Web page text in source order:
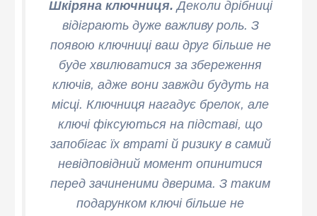
Шкіряна ключниця. Деколи дрібниці
відіграють дуже важливу роль. З
появою ключниці ваш друг більше не
буде хвилюватися за збереження
ключів, адже вони завжди будуть на
місці. Ключниця нагадує брелок, але
ключі фіксуються на підставі, що
запобігає їх втраті й ризику в самий
невідповідний момент опинитися
перед зачиненими дверима. З таким
подарунком ключі більше не